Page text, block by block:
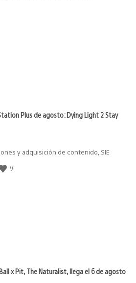
Plus de agosto: Dying Light 2 Stay
y adquisición de contenido, SIE
9
x Pit, The Naturalist, llega el 6 de agosto